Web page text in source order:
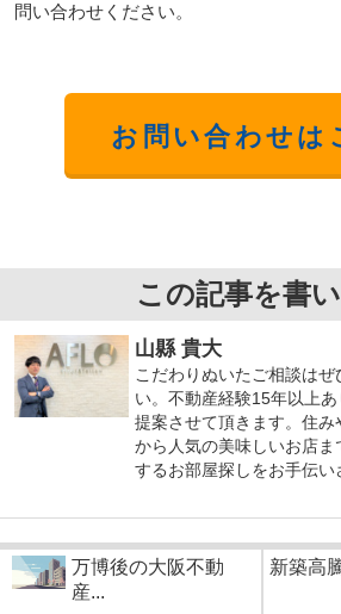
問い合わせください。
お問い合わせは
この記事を書
山縣 貴大
こだわりぬいたご相談はぜ
い。不動産経験15年以上
提案させて頂きます。住
から人気の美味しいお店ま
するお部屋探しをお手伝い
万博後の大阪不動
産...
新築高